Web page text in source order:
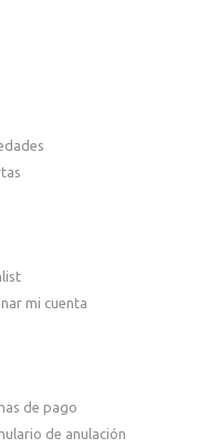
mi cuenta
de pago
de anulación